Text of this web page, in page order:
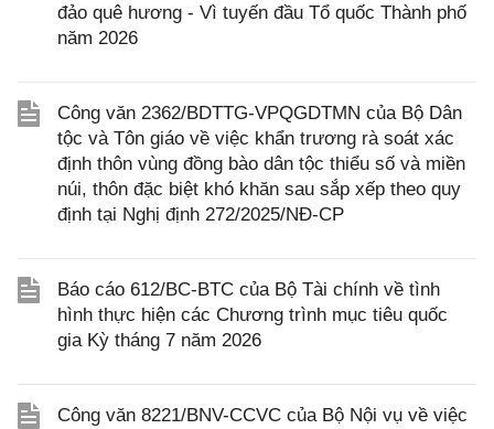
đảo quê hương - Vì tuyến đầu Tổ quốc Thành phố
năm 2026
Công văn 2362/BDTTG-VPQGDTMN của Bộ Dân
tộc và Tôn giáo về việc khẩn trương rà soát xác
định thôn vùng đồng bào dân tộc thiểu số và miền
núi, thôn đặc biệt khó khăn sau sắp xếp theo quy
định tại Nghị định 272/2025/NĐ-CP
Báo cáo 612/BC-BTC của Bộ Tài chính về tình
hình thực hiện các Chương trình mục tiêu quốc
gia Kỳ tháng 7 năm 2026
Công văn 8221/BNV-CCVC của Bộ Nội vụ về việc